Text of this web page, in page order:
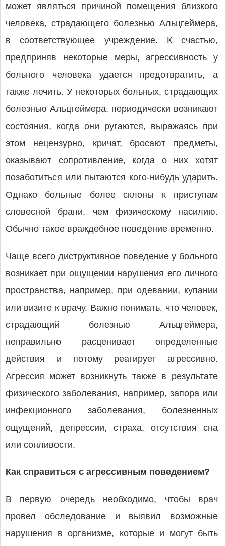
может являться причиной помещения близкого
человека, страдающего болезнью Альцгеймера,
в соответствующее учреждение. К счастью,
предприняв некоторые меры, агрессивность у
больного человека удается предотвратить, а
также лечить. У некоторых больных, страдающих
болезнью Альцгеймера, периодически возникают
состояния, когда они ругаются, выражаясь при
этом нецензурно, кричат, бросают предметы,
оказывают сопротивление, когда о них хотят
позаботиться или пытаются кого-нибудь ударить.
Однако больные более склоны к приступам
словесной брани, чем физическому насилию.
Обычно такое враждебное поведение временно.
Чаще всего диструктивное поведение у больного
возникает при ощущении нарушения его личного
пространства, например, при одевании, купании
или визите к врачу. Важно понимать, что человек,
страдающий болезнью Альцгеймера,
неправильно расценивает определенные
действия и потому реагирует агрессивно.
Агрессия может возникнуть также в результате
физического заболевания, например, запора или
инфекционного заболевания, болезненных
ощущений, депрессии, страха, отсутствия сна
или сонливости.
Как справиться с агрессивным поведением?
В первую очередь необходимо, чтобы врач
провел обследование и выявил возможные
нарушения в организме, которые и могут быть